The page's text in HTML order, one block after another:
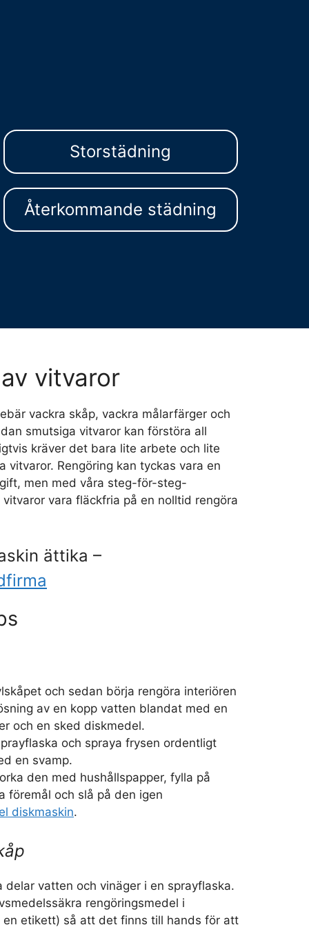
Storstädning
Återkommande städning
vitvaror
vackra skåp, vackra målarfärger och
smutsiga vitvaror kan förstöra all
kräver det bara lite arbete och lite
vitvaror. Rengöring kan tyckas vara en
men med våra steg-för-steg-
vara fläckfria på en nolltid rengöra
ättika –
och sedan börja rengöra interiören
av en kopp vatten blandat med en
och en sked diskmedel.
och spraya frysen ordentligt
en svamp.
den med hushållspapper, fylla på
föremål och slå på den igen
diskmaskin.
delar vatten och vinäger i en sprayflaska.
rengöringsmedel i
en etikett) så att det finns till hands för att